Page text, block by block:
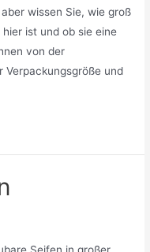
wissen Sie, wie groß
ist und ob sie eine
von der
Verpackungsgröße und
Seifen in großer